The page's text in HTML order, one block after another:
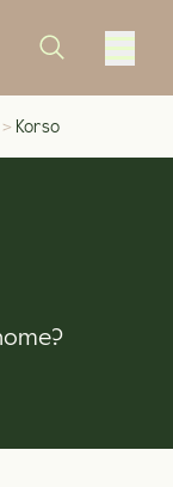
> Korso